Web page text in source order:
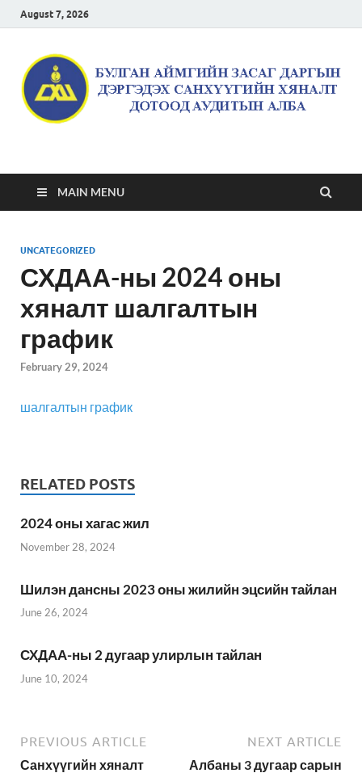
August 7, 2026
Булган аймгийн засаг
даргын дэргэдэх
санхүүгийн хяналт
дотоод аудитын алба
MAIN MENU
UNCATEGORIZED
СХДАА-ны 2024 оны
хяналт шалгалтын
график
February 29, 2024
шалгалтын график
RELATED POSTS
2024 оны хагас жил
November 28, 2024
Шилэн дансны 2023 оны жилийн эцсийн тайлан
June 26, 2024
СХДАА-ны 2 дугаар улирлын тайлан
June 10, 2024
PREVIOUS ARTICLE
Санхүүгийн хяналт
NEXT ARTICLE
Албаны 3 дугаар сарын